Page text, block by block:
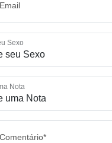
Sexo
Nota